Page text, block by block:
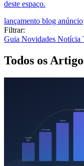
deste espaço.
lançamento blog anúncio
Filtrar:
Guia Novidades Notícia
Todos os